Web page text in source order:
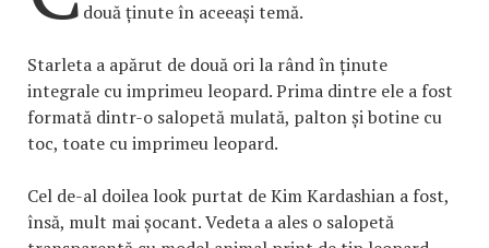
două ținute în aceeași temă.
Starleta a apărut de două ori la rând în ținute
integrale cu imprimeu leopard. Prima dintre ele a fost
formată dintr-o salopetă mulată, palton și botine cu
toc, toate cu imprimeu leopard.
Cel de-al doilea look purtat de Kim Kardashian a fost,
însă, mult mai șocant. Vedeta a ales o salopetă